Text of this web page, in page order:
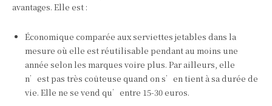
avantages. Elle est :
Économique comparée aux serviettes jetables dans la
mesure où elle est réutilisable pendant au moins une
année selon les marques voire plus. Par ailleurs, elle
n’est pas très coûteuse quand on s’en tient à sa durée de
vie. Elle ne se vend qu’entre 15-30 euros.